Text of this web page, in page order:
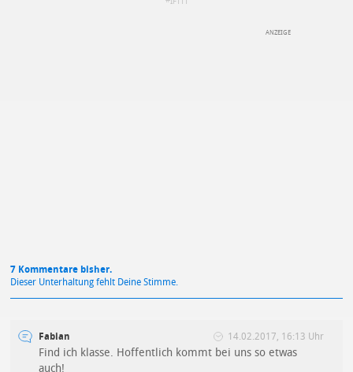
7 Kommentare bisher.
Dieser Unterhaltung fehlt Deine Stimme.
Fabian 14.02.2017, 16:13 Uhr
Find ich klasse. Hoffentlich kommt bei uns so etwas
auch!